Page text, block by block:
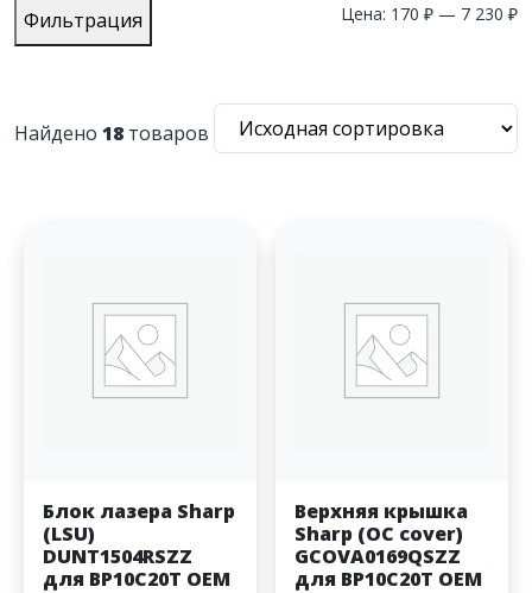
Фильтрация Цена: 170 ₽ — 7 230 ₽
Найдено 18 товаров
Блок лазера Sharp
(LSU)
DUNT1504RSZZ
для BP10C20T OEM
Верхняя крышка
Sharp (OC cover)
GCOVA0169QSZZ
для BP10C20T OEM